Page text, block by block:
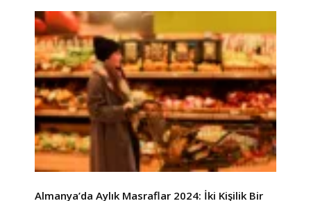
Almanya’da Aylık Masraflar 2024: İki Kişilik Bir